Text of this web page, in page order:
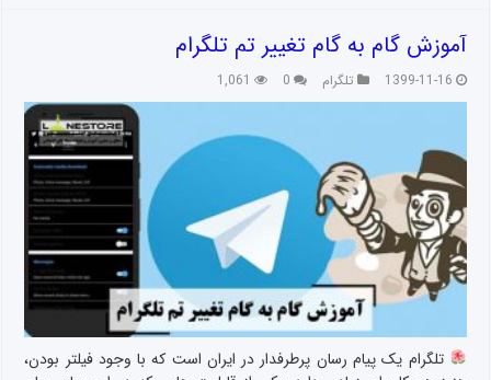
آموزش گام به گام تغییر تم تلگرام
1399-11-16 تلگرام 0
1,061
تلگرام یک پیام رسان پرطرفدار در ایران است که با وجود فیلتر بودن،